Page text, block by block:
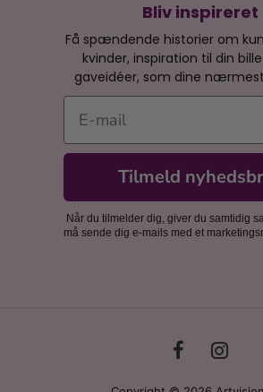
Bliv inspireret
Få spændende historier om
kvinder, inspiration til din
gaveidéer, som dine
E-mail
Tilmeld
Når du tilmelder dig, giver du samtidig
må sende dig e-mails med et